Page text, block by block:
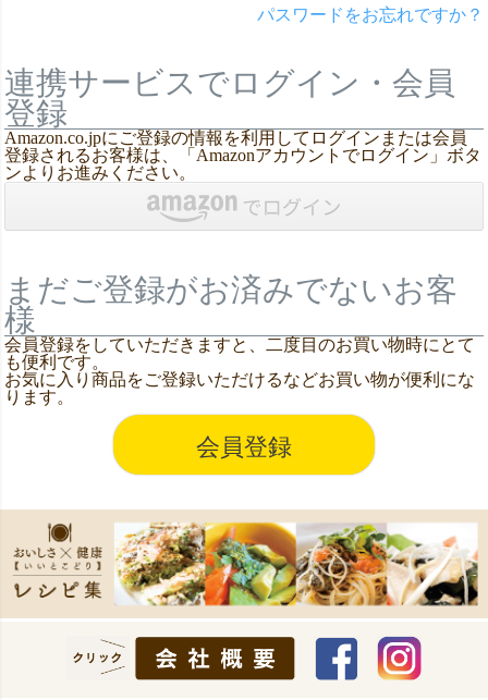
パスワードをお忘れですか？
連携サービスでログイン・会員
登録
Amazon.co.jpにご登録の情報を利用してログインまたは会員
登録されるお客様は、「Amazonアカウントでログイン」ボタ
ンよりお進みください。
まだご登録がお済みでないお客
様
会員登録をしていただきますと、二度目のお買い物時にとて
も便利です。
お気に入り商品をご登録いただけるなどお買い物が便利にな
ります。
会員登録